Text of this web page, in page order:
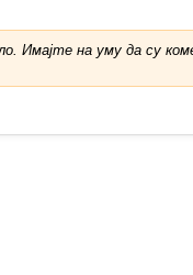
Имајте на уму да су